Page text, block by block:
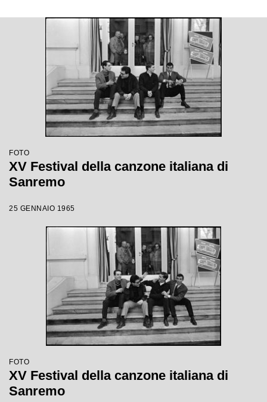
FOTO
XV Festival della canzone italiana di
Sanremo
25 GENNAIO 1965
FOTO
XV Festival della canzone italiana di
Sanremo